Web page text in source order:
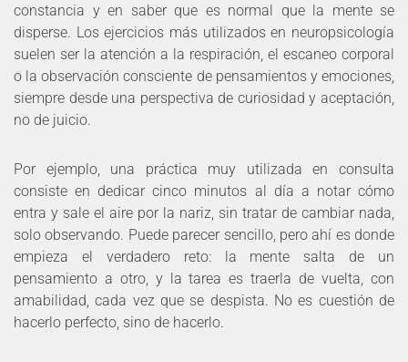
constancia y en saber que es normal que la mente se
disperse. Los ejercicios más utilizados en neuropsicología
suelen ser la atención a la respiración, el escaneo corporal
o la observación consciente de pensamientos y emociones,
siempre desde una perspectiva de curiosidad y aceptación,
no de juicio.
Por ejemplo, una práctica muy utilizada en consulta
consiste en dedicar cinco minutos al día a notar cómo
entra y sale el aire por la nariz, sin tratar de cambiar nada,
solo observando. Puede parecer sencillo, pero ahí es donde
empieza el verdadero reto: la mente salta de un
pensamiento a otro, y la tarea es traerla de vuelta, con
amabilidad, cada vez que se despista. No es cuestión de
hacerlo perfecto, sino de hacerlo.